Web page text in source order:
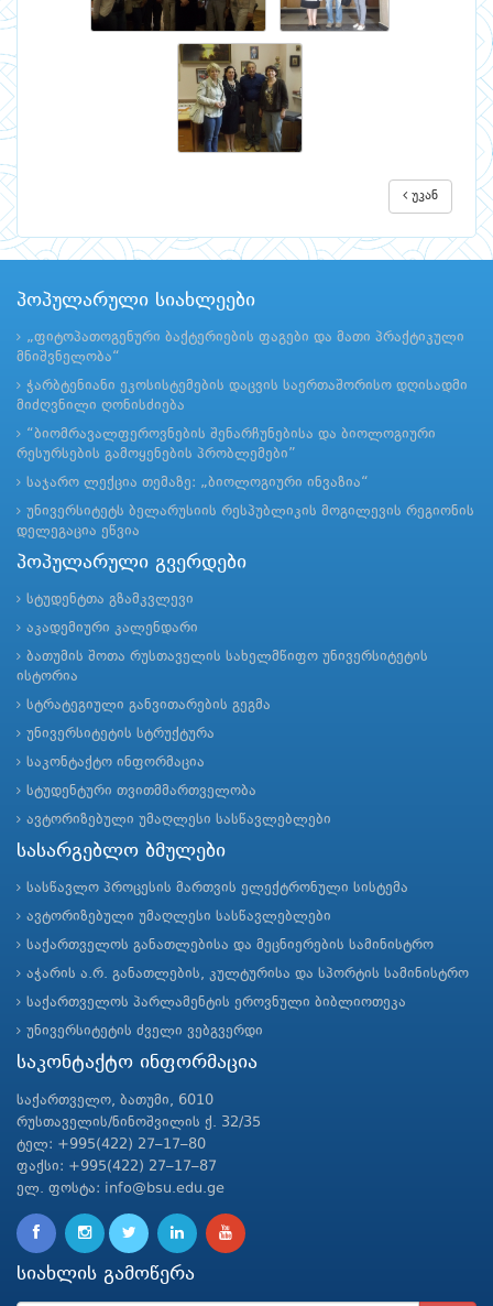
უკან
პოპულარული სიახლეები
„ფიტოპათოგენური ბაქტერიების ფაგები და მათი პრაქტიკული
მნიშვნელობა“
ჭარბტენიანი ეკოსისტემების დაცვის საერთაშორისო დღისადმი
მიძღვნილი ღონისძიება
“ბიომრავალფეროვნების შენარჩუნებისა და ბიოლოგიური
რესურსების გამოყენების პრობლემები”
საჯარო ლექცია თემაზე: „ბიოლოგიური ინვაზია“
უნივერსიტეტს ბელარუსიის რესპუბლიკის მოგილევის რეგიონის
დელეგაცია ეწვია
პოპულარული გვერდები
სტუდენტთა გზამკვლევი
აკადემიური კალენდარი
ბათუმის შოთა რუსთაველის სახელმწიფო უნივერსიტეტის
ისტორია
სტრატეგიული განვითარების გეგმა
უნივერსიტეტის სტრუქტურა
საკონტაქტო ინფორმაცია
სტუდენტური თვითმმართველობა
ავტორიზებული უმაღლესი სასწავლებლები
სასარგებლო ბმულები
სასწავლო პროცესის მართვის ელექტრონული სისტემა
ავტორიზებული უმაღლესი სასწავლებლები
საქართველოს განათლებისა და მეცნიერების სამინისტრო
აჭარის ა.რ. განათლების, კულტურისა და სპორტის სამინისტრო
საქართველოს პარლამენტის ეროვნული ბიბლიოთეკა
უნივერსიტეტის ძველი ვებგვერდი
საკონტაქტო ინფორმაცია
საქართველო, ბათუმი, 6010
რუსთაველის/ნინოშვილის ქ. 32/35
ტელ: +995(422) 27–17–80
ფაქსი: +995(422) 27–17–87
ელ. ფოსტა: info@bsu.edu.ge
სიახლის გამოწერა